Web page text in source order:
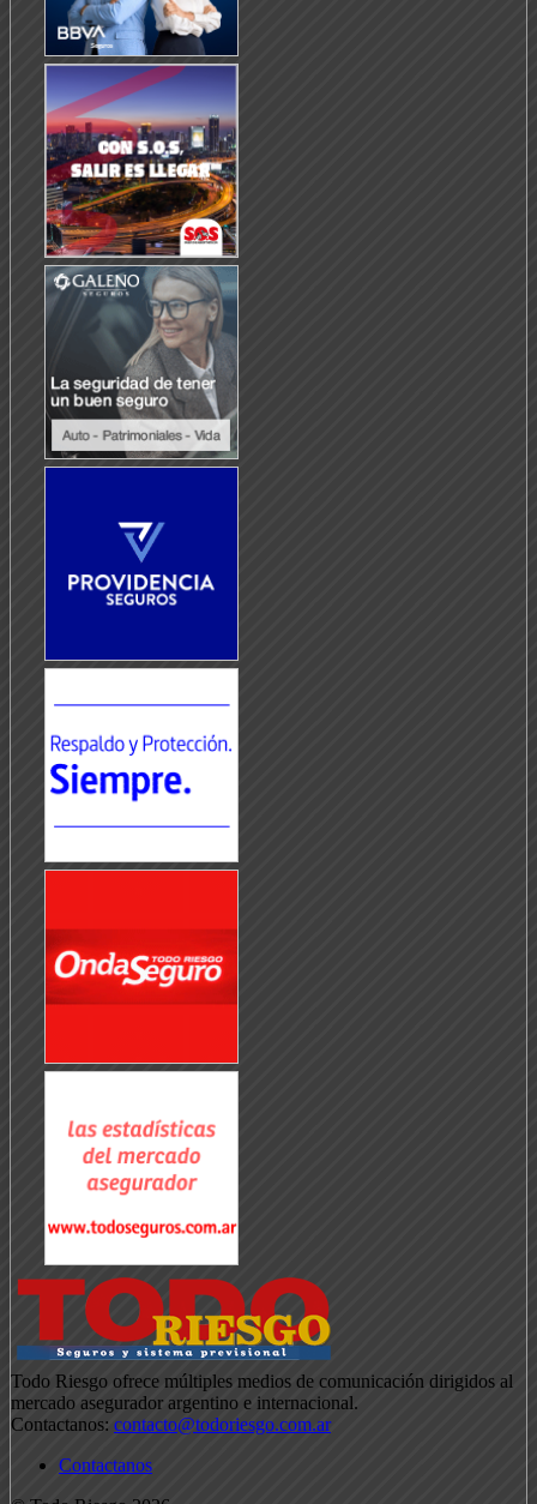
Todo Riesgo ofrece múltiples medios de comunicación dirigidos al
mercado asegurador argentino e internacional.
Contactanos: contacto@todoriesgo.com.ar
Contactanos